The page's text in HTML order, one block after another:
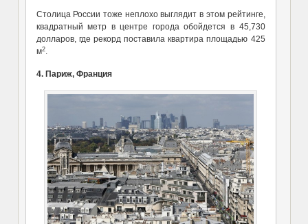
Столица России тоже неплохо выглядит в этом рейтинге,
квадратный метр в центре города обойдется в 45,730
долларов, где рекорд поставила квартира площадью 425
м2.
4. Париж, Франция